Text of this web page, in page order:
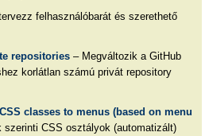
felhasználóbarát és szerethető
repositories– Megváltozik a GitHub
korlátlan számú privát repository
classes to menus (based on menu
CSS osztályok (automatizált)